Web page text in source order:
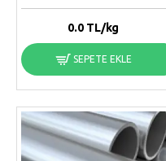
0.0TL/kg
SEPETE EKLE